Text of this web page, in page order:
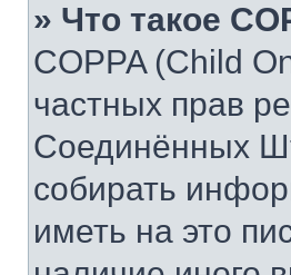
» Что такое
COPPA (Child
частных прав
Соединённых
собирать
иметь на это